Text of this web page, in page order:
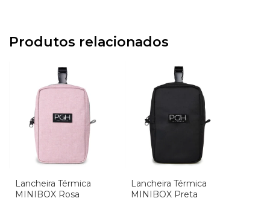
Produtos relacionados
Lancheira Térmica
MINIBOX Rosa
Lancheira Térmica
MINIBOX Preta